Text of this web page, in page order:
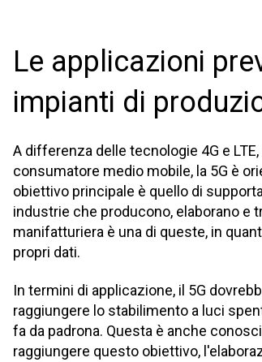
Le applicazioni
impianti di
A differenza delle tecnologie 4G e
consumatore medio mobile, la 5G è
obiettivo principale è quello di
industrie che producono, elaborano e
manifatturiera è una di queste, in
propri dati.
In termini di applicazione, il 5G
raggiungere lo stabilimento a luci
fa da padrona. Questa è anche
raggiungere questo obiettivo,